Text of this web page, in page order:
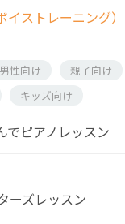
ストレーニング）
男性向け 親子向け
キッズ向け
でピアノレッスン
ーズレッスン